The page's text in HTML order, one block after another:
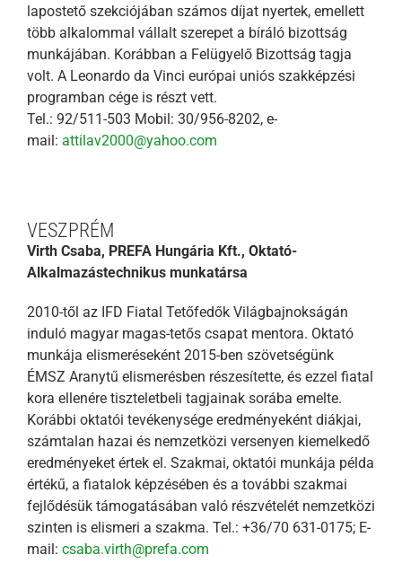
lapostető szekciójában számos díjat nyertek, emellett
több alkalommal vállalt szerepet a bíráló bizottság
munkájában. Korábban a Felügyelő Bizottság tagja
volt. A Leonardo da Vinci európai uniós szakképzési
programban cége is részt vett.
Tel.: 92/511-503 Mobil: 30/956-8202, e-
mail: attilav2000@yahoo.com
VESZPRÉM
Virth Csaba, PREFA Hungária Kft., Oktató-
Alkalmazástechnikus munkatársa
2010-től az IFD Fiatal Tetőfedők Világbajnokságán
induló magyar magas-tetős csapat mentora. Oktató
munkája elismeréseként 2015-ben szövetségünk
ÉMSZ Aranytű elismerésben részesítette, és ezzel fiatal
kora ellenére tiszteletbeli tagjainak sorába emelte.
Korábbi oktatói tevékenysége eredményeként diákjai,
számtalan hazai és nemzetközi versenyen kiemelkedő
eredményeket értek el. Szakmai, oktatói munkája példa
értékű, a fiatalok képzésében és a további szakmai
fejlődésük támogatásában való részvételét nemzetközi
szinten is elismeri a szakma. Tel.: +36/70 631-0175; E-
mail: csaba.virth@prefa.com